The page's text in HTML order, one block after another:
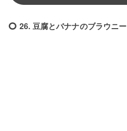
26. 豆腐とバナナのブラウニ